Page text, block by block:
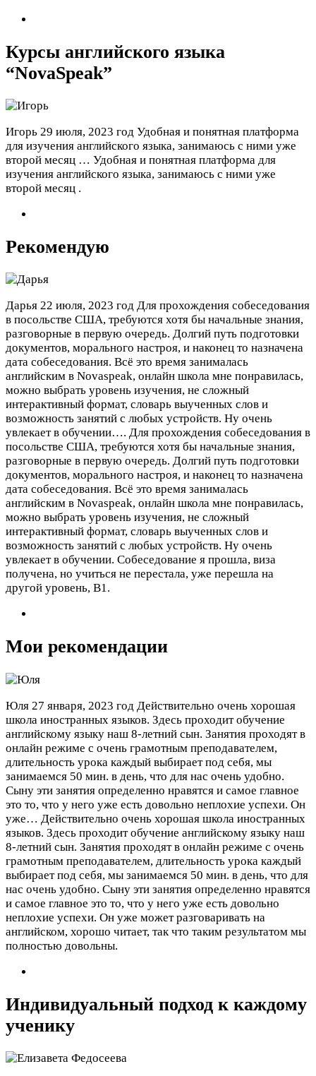
Курсы английского языка
“NovaSpeak”
Игорь 29 июля, 2023 год Удобная и понятная платформа
для изучения английского языка, занимаюсь с ними уже
второй месяц … Удобная и понятная платформа для
изучения английского языка, занимаюсь с ними уже
второй месяц .
Рекомендую
Дарья 22 июля, 2023 год Для прохождения собеседования
в посольстве США, требуются хотя бы начальные знания,
разговорные в первую очередь. Долгий путь подготовки
документов, морального настроя, и наконец то назначена
дата собеседования. Всё это время занималась
английским в Novaspeak, онлайн школа мне понравилась,
можно выбрать уровень изучения, не сложный
интерактивный формат, словарь выученных слов и
возможность занятий с любых устройств. Ну очень
увлекает в обучении…. Для прохождения собеседования в
посольстве США, требуются хотя бы начальные знания,
разговорные в первую очередь. Долгий путь подготовки
документов, морального настроя, и наконец то назначена
дата собеседования. Всё это время занималась
английским в Novaspeak, онлайн школа мне понравилась,
можно выбрать уровень изучения, не сложный
интерактивный формат, словарь выученных слов и
возможность занятий с любых устройств. Ну очень
увлекает в обучении. Собеседование я прошла, виза
получена, но учиться не перестала, уже перешла на
другой уровень, B1.
Мои рекомендации
Юля 27 января, 2023 год Действительно очень хорошая
школа иностранных языков. Здесь проходит обучение
английскому языку наш 8-летний сын. Занятия проходят в
онлайн режиме с очень грамотным преподавателем,
длительность урока каждый выбирает под себя, мы
занимаемся 50 мин. в день, что для нас очень удобно.
Сыну эти занятия определенно нравятся и самое главное
это то, что у него уже есть довольно неплохие успехи. Он
уже… Действительно очень хорошая школа иностранных
языков. Здесь проходит обучение английскому языку наш
8-летний сын. Занятия проходят в онлайн режиме с очень
грамотным преподавателем, длительность урока каждый
выбирает под себя, мы занимаемся 50 мин. в день, что для
нас очень удобно. Сыну эти занятия определенно нравятся
и самое главное это то, что у него уже есть довольно
неплохие успехи. Он уже может разговаривать на
английском, хорошо читает, так что таким результатом мы
полностью довольны.
Индивидуальный подход к каждому
ученику